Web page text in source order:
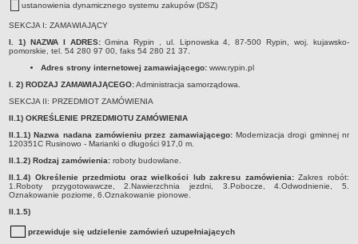
Regulamin naboru na wolne stanowiska urzędnicze
Lista kandydatów spełniających wymagania formalne w naborach na
wolne stanowiska urzędnicze
Wyniki naboru na wolne stanowiska urzędnicze
Sygnaliści
Galeria
Wnioski
ustanowienia dynamicznego systemu zakupów (DSZ)
SEKCJA I: ZAMAWIAJĄCY
I. 1) NAZWA I ADRES:Gmina Rypin , ul. Lipnowska 4, 87-500 Rypin, woj. kujawsko-
pomorskie, tel. 54 280 97 00, faks 54 280 21 37.
Adres strony internetowej zamawiającego: www.rypin.pl
I. 2) RODZAJ ZAMAWIAJĄCEGO:Administracja samorządowa.
SEKCJA II: PRZEDMIOT ZAMÓWIENIA
II.1) OKREŚLENIE PRZEDMIOTU ZAMÓWIENIA
II.1.1) Nazwa nadana zamówieniu przez zamawiającego:Modernizacja drogi gminnej nr
120351C Rusinowo - Marianki o długości 917,0 m.
II.1.2) Rodzaj zamówienia: roboty budowlane.
II.1.4) Określenie przedmiotu oraz wielkości lub zakresu zamówienia:Zakres robót:
1.Roboty przygotowawcze, 2.Nawierzchnia jezdni, 3.Pobocze, 4.Odwodnienie, 5.
Oznakowanie poziome, 6.Oznakowanie pionowe.
II.1.5)
przewiduje się udzielenie zamówień uzupełniających